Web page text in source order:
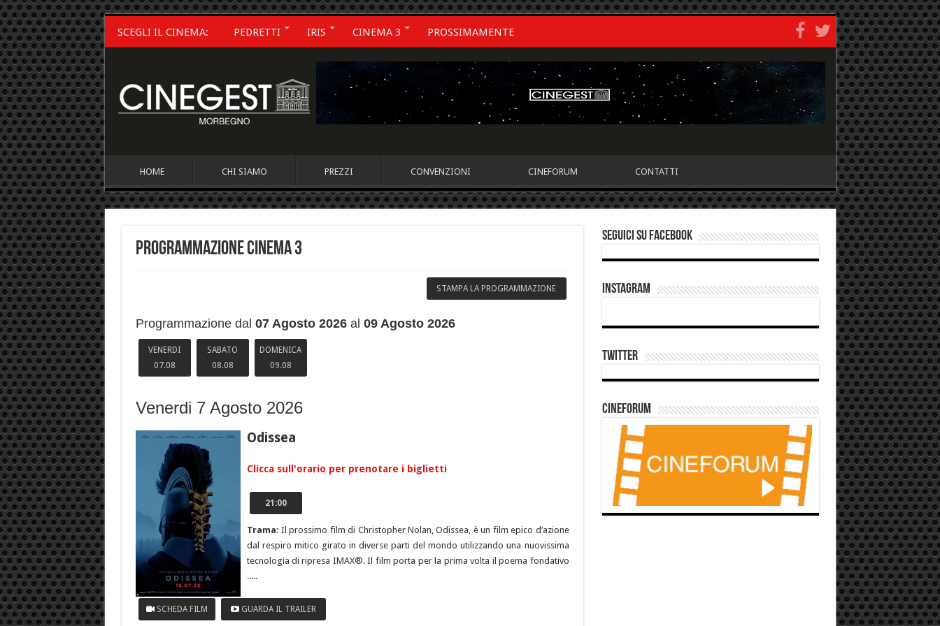
SCEGLI IL CINEMA: PEDRETTI IRIS CINEMA 3 PROSSIMAMENTE
HOME CHI SIAMO PREZZI CONVENZIONI CINEFORUM CONTATTI
Programmazione Cinema 3
STAMPA LA PROGRAMMAZIONE
Programmazione dal 07 Agosto 2026 al 09 Agosto 2026
VENERDI
07.08
SABATO
08.08
DOMENICA
09.08
Venerdi 7 Agosto 2026
Odissea
Clicca sull'orario per prenotare i biglietti
21:00
Trama: Il prossimo film di Christopher Nolan, Odissea, è un film epico d’azione
dal respiro mitico girato in diverse parti del mondo utilizzando una nuovissima
tecnologia di ripresa IMAX®. Il film porta per la prima volta il poema fondativo
.....
SCHEDA FILM GUARDA IL TRAILER
Seguici su Facebook
Instagram
Twitter
Cineforum